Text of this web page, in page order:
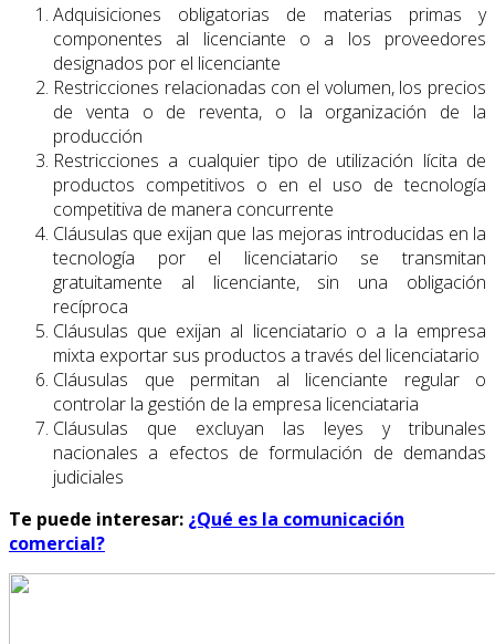
Adquisiciones obligatorias de materias primas y
componentes al licenciante o a los proveedores
designados por el licenciante
Restricciones relacionadas con el volumen, los precios
de venta o de reventa, o la organización de la
producción
Restricciones a cualquier tipo de utilización lícita de
productos competitivos o en el uso de tecnología
competitiva de manera concurrente
Cláusulas que exijan que las mejoras introducidas en la
tecnología por el licenciatario se transmitan
gratuitamente al licenciante, sin una obligación
recíproca
Cláusulas que exijan al licenciatario o a la empresa
mixta exportar sus productos a través del licenciatario
Cláusulas que permitan al licenciante regular o
controlar la gestión de la empresa licenciataria
Cláusulas que excluyan las leyes y tribunales
nacionales a efectos de formulación de demandas
judiciales
Te puede interesar: ¿Qué es la comunicación
comercial?